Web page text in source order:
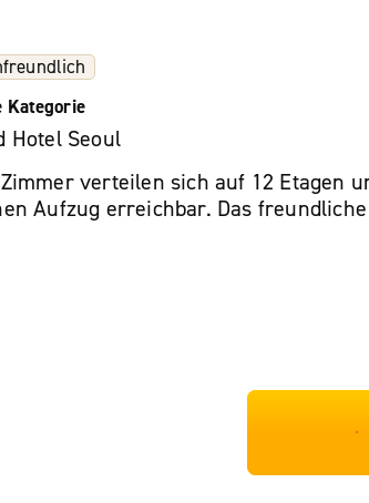
Kategorie
Hotel Seoul
verteilen sich auf 12 Etagen
Aufzug erreichbar. Das